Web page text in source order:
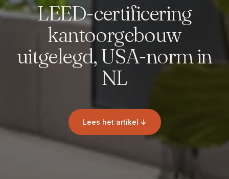
LEED-certificering
kantoorgebouw
uitgelegd, USA-norm in
NL